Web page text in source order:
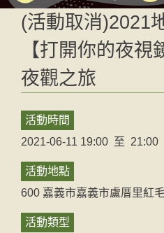
(活動取消)2021
【打開你的夜視
夜觀之旅
活動時間
2021-06-11 19:00 至 21:00
活動地點
600 嘉義市嘉義市盧厝里紅
活動類型